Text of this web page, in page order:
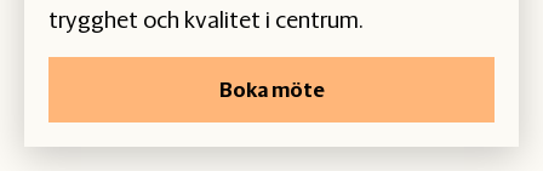
trygghet och kvalitet i centrum.
Boka möte